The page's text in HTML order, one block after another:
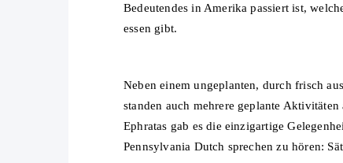
Bedeutendes in Amerika passiert ist,
essen gibt.
Neben einem ungeplanten, durch frisch
standen auch mehrere geplante
Ephratas gab es die einzigartige
Pennsylvania Dutch sprechen zu hören: